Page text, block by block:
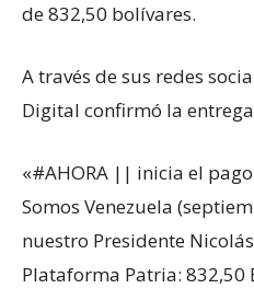
de 832,50 bolívares.
A través de sus redes
Digital confirmó la
«#AHORA || inicia el
Somos Venezuela
nuestro Presidente
Plataforma Patria: 832,50